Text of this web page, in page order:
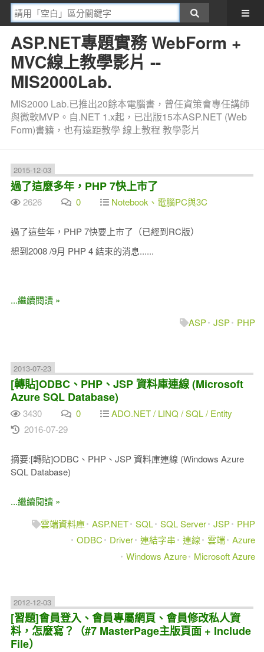
ASP.NET專題實務 WebForm +
MVC線上教學影片 --
MIS2000Lab.
MIS2000 Lab.已推出20餘本電腦書，曾任資策會專任講師
與微軟MVP。自.NET 1.x起，已出版15本ASP.NET (Web
Form)書籍，也有遠距教學 線上教程 教學影片
2015-12-03
過了這麼多年，PHP 7快上市了
2626 0 Notebook、電腦PC與3C
過了這些年，PHP 7快要上市了（已經到RC版）
想到2008 /9月 PHP 4 結束的消息......
...繼續閱讀 »
ASP JSP PHP
2013-07-23
[轉貼]ODBC、PHP、JSP 資料庫連線 (Microsoft
Azure SQL Database)
3430 0
ADO.NET / LINQ / SQL / Entity
2016-07-29
摘要:[轉貼]ODBC、PHP、JSP 資料庫連線 (Windows Azure
SQL Database)
...繼續閱讀 »
雲端資料庫 ASP.NET SQL SQL Server JSP
PHP
ODBC
Driver 連結字串 連線 雲端 Azure
Windows Azure
Microsoft Azure
2012-12-03
[習題]會員登入、會員專屬網頁、會員修改私人資
料，怎麼寫？（#7 MasterPage主版頁面 + Include
File）